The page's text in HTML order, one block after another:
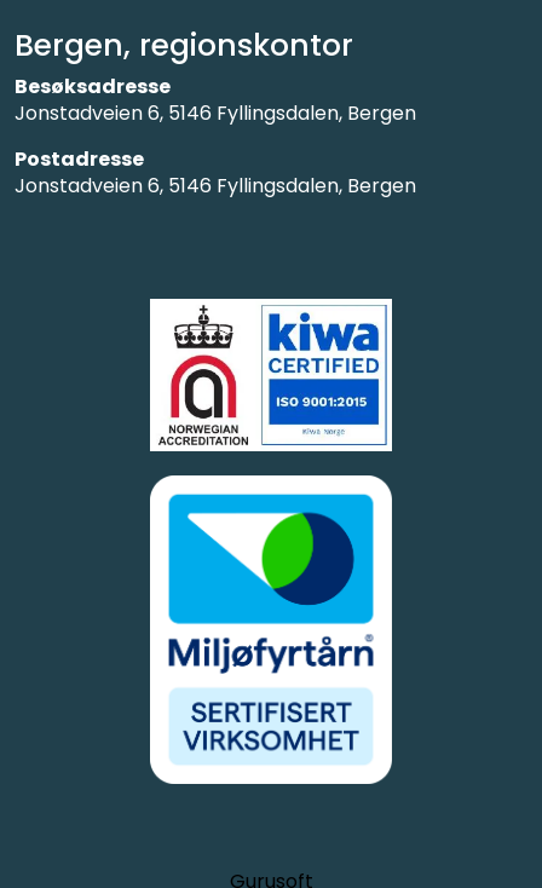
Bergen, regionskontor
Besøksadresse
Jonstadveien 6, 5146 Fyllingsdalen, Bergen
Postadresse
Jonstadveien 6, 5146 Fyllingsdalen, Bergen
Gurusoft